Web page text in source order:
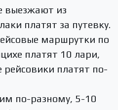
выезжают из
платят за путевку.
маршрутки по
платят 10 лари,
рейсовики платят по-
по-разному, 5-10